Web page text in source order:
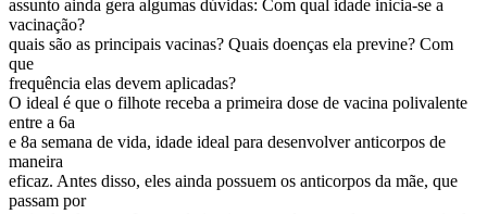
assunto ainda gera algumas dúvidas: Com qual idade inicia-se a
vacinação?
quais são as principais vacinas? Quais doenças ela previne? Com
que
frequência elas devem aplicadas?
O ideal é que o filhote receba a primeira dose de vacina polivalente
entre a 6a
e 8a semana de vida, idade ideal para desenvolver anticorpos de
maneira
eficaz. Antes disso, eles ainda possuem os anticorpos da mãe, que
passam por